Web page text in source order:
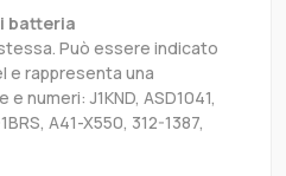
batteria
Può essere indicato
e rappresenta una
numeri: J1KND, ASD1041,
A41-X550, 312-1387,